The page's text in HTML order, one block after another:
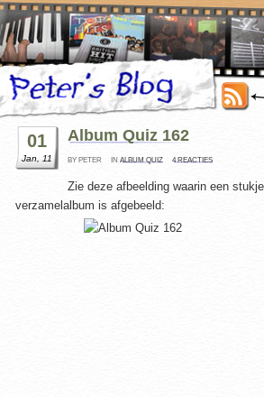
01
Jan, 11
Album Quiz 162
BY PETER IN ALBUM QUIZ 4 REACTIES
Zie deze afbeelding waarin een
verzamelalbum is afgebeeld: